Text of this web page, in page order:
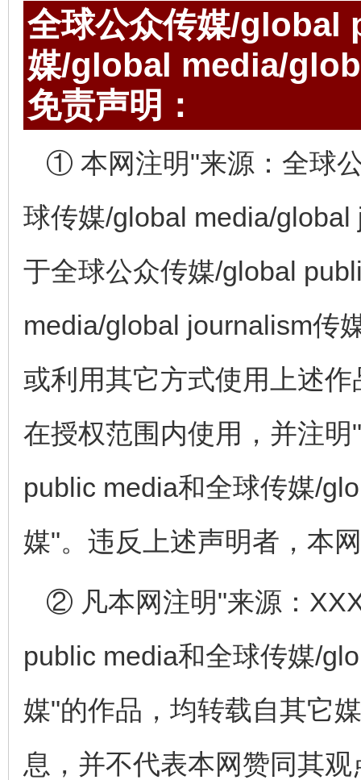
全球公众传媒/global
媒/global media/
免责声明：
① 本网注明"来源：全球
球传媒/global media/
于全球公众传媒/global
media/global journalism传
或利用其它方式使用上述
在授权范围内使用，并注
public media和全球传媒/
媒"。违反上述声明者，本
② 凡本网注明"来源：
public media和全球传媒/
媒"的作品，均转载自其它
息，并不代表本网赞同其